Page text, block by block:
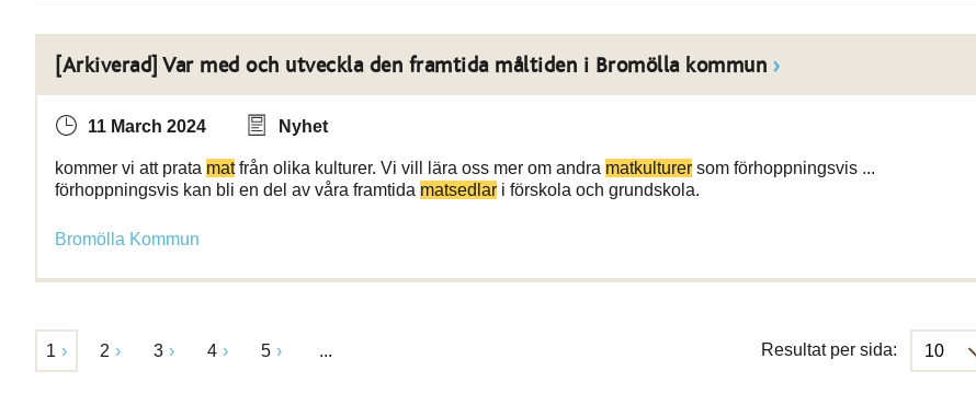
[Arkiverad] Var med och utveckla den framtida måltiden i Bromölla kommun
11 March 2024 Nyhet
kommer vi att prata matfrån olika kulturer. Vi vill lära oss mer om andra matkulturer som förhoppningsvis ...
förhoppningsvis kan bli en del av våra framtida matsedlar i förskola och grundskola.
Bromölla Kommun
1 2 3 4 5 ... Resultat per sida: